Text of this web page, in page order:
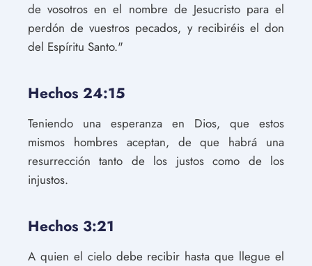
de vosotros en el nombre de Jesucristo para el
perdón de vuestros pecados, y recibiréis el don
del Espíritu Santo."
Hechos 24:15
Teniendo una esperanza en Dios, que estos
mismos hombres aceptan, de que habrá una
resurrección tanto de los justos como de los
injustos.
Hechos 3:21
A quien el cielo debe recibir hasta que llegue el